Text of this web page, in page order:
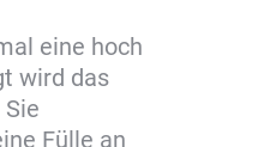
eine hoch
wird das
Fülle an